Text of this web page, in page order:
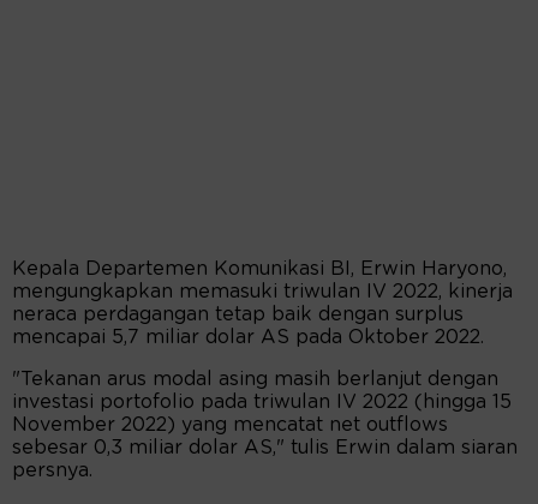
Kepala Departemen Komunikasi BI, Erwin Haryono,
mengungkapkan memasuki triwulan IV 2022, kinerja
neraca perdagangan tetap baik dengan surplus
mencapai 5,7 miliar dolar AS pada Oktober 2022.
"Tekanan arus modal asing masih berlanjut dengan
investasi portofolio pada triwulan IV 2022 (hingga 15
November 2022) yang mencatat net outflows
sebesar 0,3 miliar dolar AS," tulis Erwin dalam siaran
persnya.